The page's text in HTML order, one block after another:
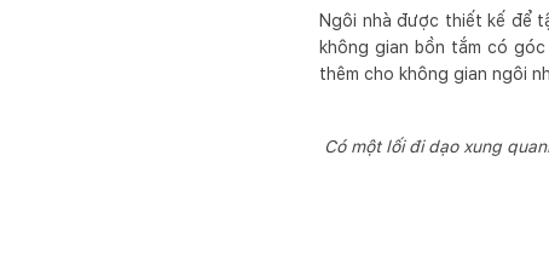
Ngôi nhà được thiết kế để
không gian bồn tắm có
thêm cho không gian ngôi
Có một lối đi dạo xung